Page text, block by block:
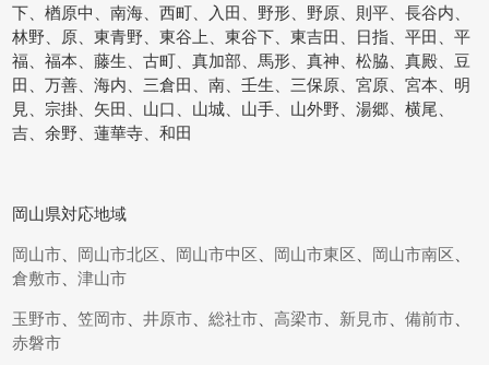
下、楢原中、南海、西町、入田、野形、野原、則平、長谷内、
林野、原、東青野、東谷上、東谷下、東吉田、日指、平田、平
福、福本、藤生、古町、真加部、馬形、真神、松脇、真殿、豆
田、万善、海内、三倉田、南、壬生、三保原、宮原、宮本、明
見、宗掛、矢田、山口、山城、山手、山外野、湯郷、横尾、
吉、余野、蓮華寺、和田
岡山県対応地域
岡山市 岡山市北区 岡山市中区 岡山市東区 岡山市南区
倉敷市 、津山市
玉野市 、笠岡市 、井原市 、総社市 、高梁市 新見市 、備前市
赤磐市